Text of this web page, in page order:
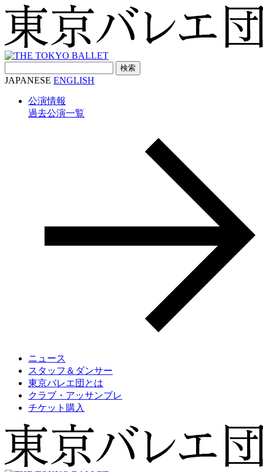
索:
JAPANESE ENGLISH
公演情報
過去公演一覧
ニュース
スタッフ＆ダンサー
東京バレエ団とは
クラブ・アッサンブレ
チケット購入